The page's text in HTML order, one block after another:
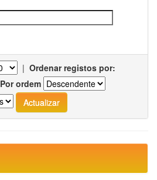
| Ordenar registos por:
Por ordem